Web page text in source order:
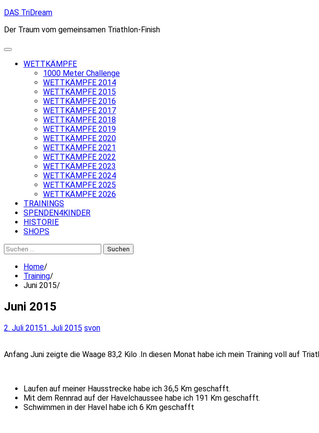
Skip
content
DAS TriDream
Der Traum vom gemeinsamen Triathlon-Finish
WETTKÄMPFE
1000 Meter Challenge
WETTKÄMPFE 2014
WETTKÄMPFE 2015
WETTKÄMPFE 2016
WETTKÄMPFE 2017
WETTKÄMPFE 2018
WETTKÄMPFE 2019
WETTKÄMPFE 2020
WETTKÄMPFE 2021
WETTKÄMPFE 2022
WETTKÄMPFE 2023
WETTKÄMPFE 2024
WETTKÄMPFE 2025
WETTKÄMPFE 2026
TRAININGS
SPENDEN4KINDER
HISTORIE
SHOPS
Suchen
nach:
Home
Training
Juni 2015
Juni 2015
2. Juli 20151. Juli 2015 svon
Anfang Juni zeigte die Waage 83,2 Kilo .In diesen Monat habe ich mein Training voll auf
Laufen auf meiner Hausstrecke habe ich 36,5 Km geschafft.
Mit dem Rennrad auf der Havelchaussee habe ich 191 Km geschafft.
Schwimmen in der Havel habe ich 6 Km geschafft